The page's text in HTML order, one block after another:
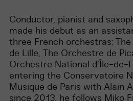
Conductor, pianist and
made his debut as an
three French orchestras:
de Lille, The Orchestre de
Orchestre National d’Île-de-
entering the Conservatoire
Musique de Paris with Alain
since 2013, he follows Miko